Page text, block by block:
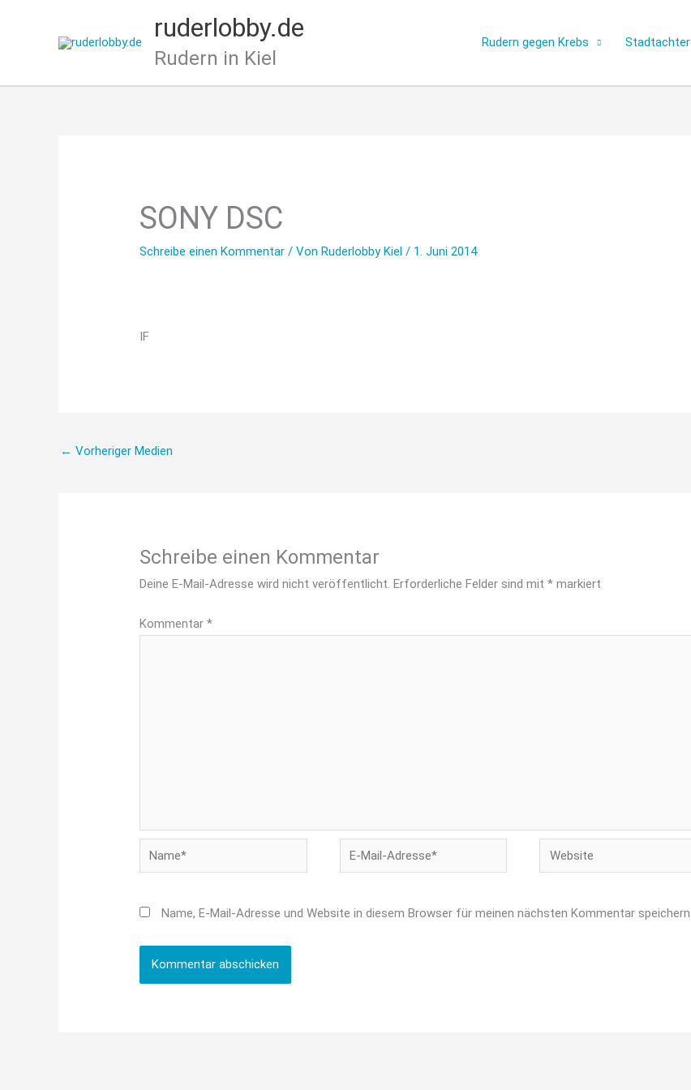
ruderlobby.de
Rudern in Kiel
Rudern gegen Krebs Stadtachter
SONY DSC
Schreibe einen Kommentar / VonRuderlobby Kiel/ 1. Juni 2014
IF
← Vorheriger Medien
Schreibe einen Kommentar
Deine E-Mail-Adresse wird nicht veröffentlicht. Erforderliche Felder sind mit* markiert
Kommentar*
Name*
E-
Mail-
Website
Name, E-Mail-Adresse und Website in diesem Browser für meinen nächsten Kommentar speichern.